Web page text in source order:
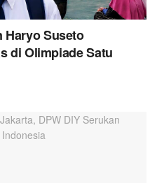
Haryo Suseto
di Olimpiade Satu